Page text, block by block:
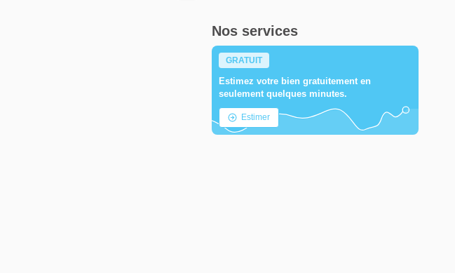
Nos services
GRATUIT
Estimez votre bien gratuitement en
seulement quelques minutes.
Estimer